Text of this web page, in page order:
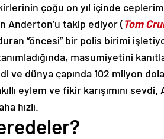
çoğu on yıl içinde
Anderton’u takip ediyor (Tom
“öncesi” bir polis birimi
masumiyetini
ve dünya çapında 102 milyon
eylem ve fikir karışımını sevdi.
hızlı.